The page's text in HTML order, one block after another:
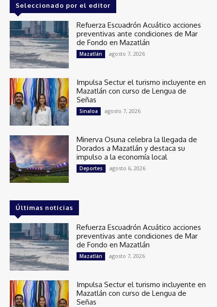
Seleccionado por el editor
Refuerza Escuadrón Acuático acciones
preventivas ante condiciones de Mar
de Fondo en Mazatlán
Mazatlán agosto 7, 2026
Impulsa Sectur el turismo incluyente en
Mazatlán con curso de Lengua de
Señas
Sinaloa agosto 7, 2026
Minerva Osuna celebra la llegada de
Dorados a Mazatlán y destaca su
impulso a la economía local
Deportes agosto 6, 2026
Últimas noticias
Refuerza Escuadrón Acuático acciones
preventivas ante condiciones de Mar
de Fondo en Mazatlán
Mazatlán agosto 7, 2026
Impulsa Sectur el turismo incluyente en
Mazatlán con curso de Lengua de
Señas